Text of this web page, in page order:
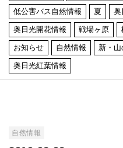
低公害バス自然情報 夏 奥
奥日光開花情報 戦場ヶ原
お知らせ 自然情報 新・
奥日光紅葉情報
自然情報